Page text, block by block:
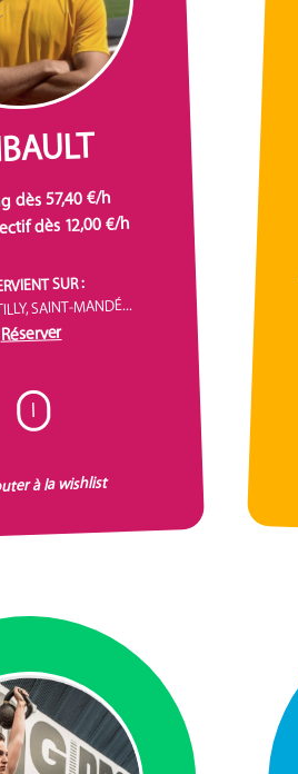
dès 57,40 €/h
dès 12,00 €/h
SUR :
SAINT-MANDÉ...
Réserver
I
à la wishlist